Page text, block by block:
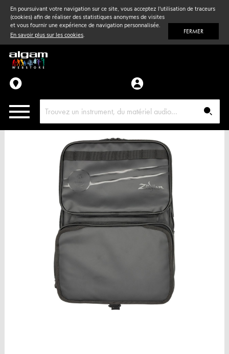
En poursuivant votre navigation sur ce site, vous acceptez l'utilisation de traceurs
(cookies) afin de réaliser des statistiques anonymes de visites
et vous fournir une expérience de navigation personnalisée.
En savoir plus sur les cookies. FERMER
Vent& Violon
Accessoires
Pièces détachées